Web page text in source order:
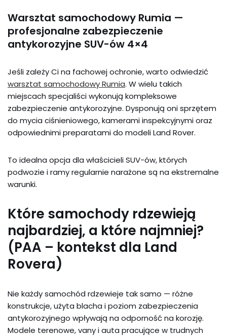
Warsztat samochodowy Rumia —
profesjonalne zabezpieczenie
antykorozyjne SUV-ów 4×4
Jeśli zależy Ci na fachowej ochronie, warto odwiedzić
warsztat samochodowy Rumia. W wielu takich
miejscach specjaliści wykonują kompleksowe
zabezpieczenie antykorozyjne. Dysponują oni sprzętem
do mycia ciśnieniowego, kamerami inspekcyjnymi oraz
odpowiednimi preparatami do modeli Land Rover.
To idealna opcja dla właścicieli SUV-ów, których
podwozie i ramy regularnie narażone są na ekstremalne
warunki.
Które samochody rdzewieją
najbardziej, a które najmniej?
(PAA – kontekst dla Land
Rovera)
Nie każdy samochód rdzewieje tak samo — różne
konstrukcje, użyta blacha i poziom zabezpieczenia
antykorozyjnego wpływają na odporność na korozję.
Modele terenowe, vany i auta pracujące w trudnych